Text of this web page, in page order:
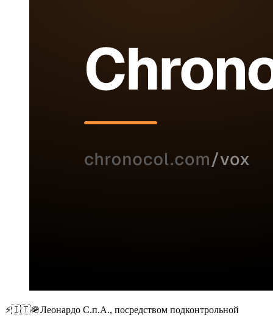
⚡️🇮🇹🪖Леонардо С.п.А., посредством подконтрольной